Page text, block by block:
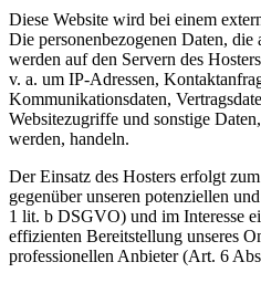
Diese Website wird bei einem
Die personenbezogenen Daten, die
werden auf den Servern des
v. a. um IP-Adressen,
Kommunikationsdaten,
Websitezugriffe und sonstige
werden, handeln.
Der Einsatz des Hosters erfolgt
gegenüber unseren potenziellen
1 lit. b DSGVO) und im Interesse
effizienten Bereitstellung unseres
professionellen Anbieter (Art. 6